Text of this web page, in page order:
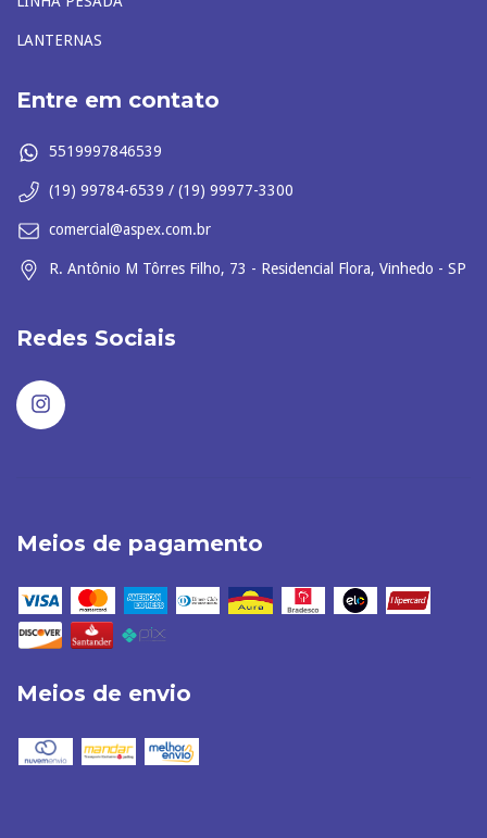
LANTERNAS
Entre em contato
5519997846539
(19) 99784-6539 / (19) 99977-3300
comercial@aspex.com.br
R. Antônio M Tôrres Filho, 73 - Residencial Flora, Vinhedo - SP
Redes Sociais
Meios de pagamento
Meios de envio